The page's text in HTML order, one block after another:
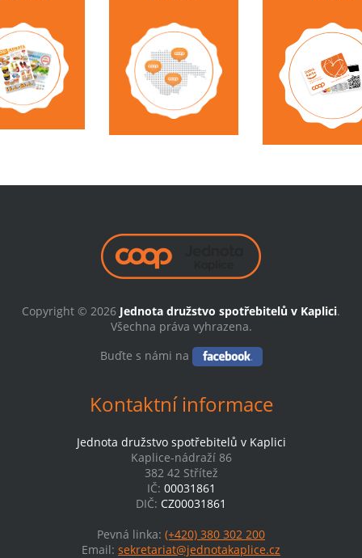
Copyright © 2026 Jednota družstvo spotřebitelů v Kaplici.
Všechna práva vyhrazena.
Buďte s námi na
Kontaktní informace
Jednota družstvo spotřebitelů v Kaplici
Kaplice-nádraží 86
382 42 Střítež
IČ: 00031861
DIČ: CZ00031861
Pevná linka: (+420) 380 302 200
Email: sekretariat@jednotakaplice.cz